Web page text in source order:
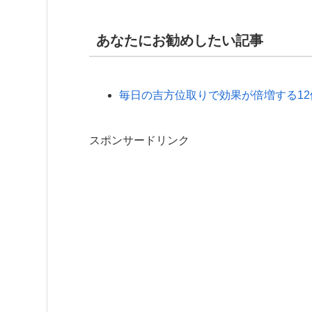
あなたにお勧めしたい記事
毎日の吉方位取りで効果が倍増する
スポンサードリンク